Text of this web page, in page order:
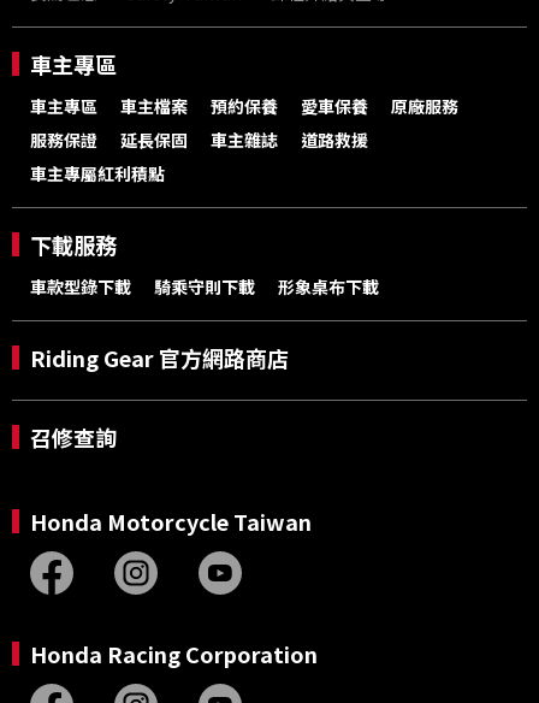
車主專區
車主專區 車主檔案 預約保養 愛車保養
原廠服務
服務保證
延長保固 車主雜誌
道路救援
車主專屬紅利積點
下載服務
車款型錄下載 騎乘守則下載 形象桌布下載
Riding Gear 官方網路商店
召修查詢
Honda Motorcycle Taiwan
Honda Racing Corporation